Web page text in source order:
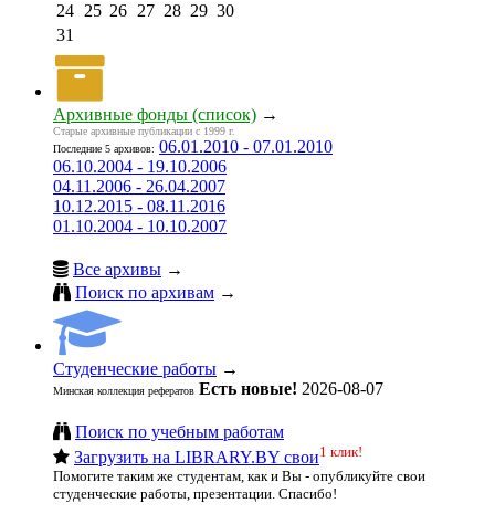
24 25 26 27 28 29 30
31
Архивные фонды (список) →
Старые архивные публикации с 1999 г.
Последние 5 архивов: 06.01.2010 - 07.01.2010
06.10.2004 - 19.10.2006
04.11.2006 - 26.04.2007
10.12.2015 - 08.11.2016
01.10.2004 - 10.10.2007
Все архивы →
Поиск по архивам →
Студенческие работы →
Минская коллекция рефератов Есть новые! 2026-08-07
Поиск по учебным работам
Загрузить на LIBRARY.BY свои1 клик!
Помогите таким же студентам, как и Вы - опубликуйте свои
студенческие работы, презентации. Спасибо!